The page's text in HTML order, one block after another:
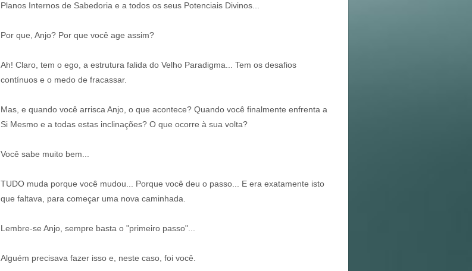
Planos Internos de Sabedoria e a todos os seus Potenciais Divinos...
Por que, Anjo? Por que você age assim?
Ah! Claro, tem o ego, a estrutura falida do Velho Paradigma... Tem os desafios
contínuos e o medo de fracassar.
Mas, e quando você arrisca Anjo, o que acontece? Quando você finalmente enfrenta a
Si Mesmo e a todas estas inclinações? O que ocorre à sua volta?
Você sabe muito bem...
TUDO muda porque você mudou... Porque você deu o passo... E era exatamente isto
que faltava, para começar uma nova caminhada.
Lembre-se Anjo, sempre basta o "primeiro passo"...
Alguém precisava fazer isso e, neste caso, foi você.